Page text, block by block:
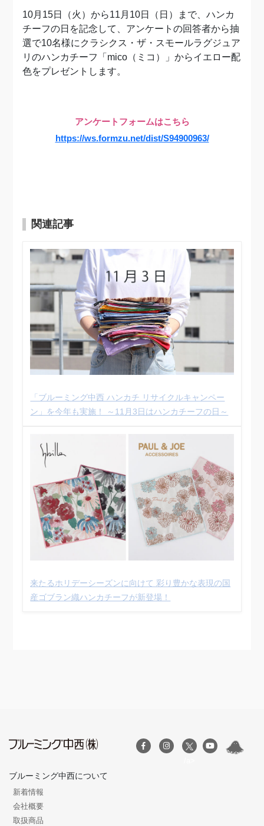
10月15日（火）から11月10日（日）まで、ハンカ
チーフの日を記念して、アンケートの回答者から抽
選で10名様にクラシクス・ザ・スモールラグジュア
リのハンカチーフ「mico（ミコ）」からイエロー配
色をプレゼントします。
アンケートフォームはこちら
https://ws.formzu.net/dist/S94900963/
関連記事
「ブルーミング中西 ハンカチ リサイクルキャンペー
ン」を今年も実施！ ～11月3日はハンカチーフの日～
来たるホリデーシーズンに向けて 彩り豊かな表現の国
産ゴブラン織ハンカチーフが新登場！
ブルーミング中西について
新着情報
会社概要
取扱商品